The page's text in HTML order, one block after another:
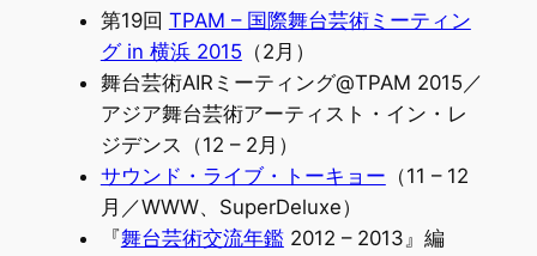
第19回 TPAM – 国際舞台芸術ミーティン
グ in 横浜 2015 （2月）
舞台芸術AIRミーティング@TPAM 2015／
アジア舞台芸術アーティスト・イン・レ
ジデンス（12 – 2月）
サウンド・ライブ・トーキョー （11 – 12
月／WWW、SuperDeluxe）
『舞台芸術交流年鑑2012 – 2013』編